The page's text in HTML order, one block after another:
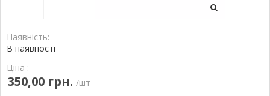
Наявність:
В наявності
Ціна :
350,00 грн. /шт